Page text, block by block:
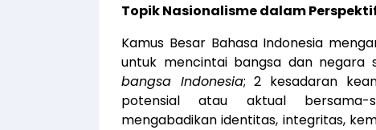
Topik Nasionalisme dalam
Kamus Besar Bahasa Indonesia
untuk mencintai bangsa dan negara
bangsa Indonesia; 2 kesadaran
potensial atau aktual bersama-
mengabadikan identitas, integritas,